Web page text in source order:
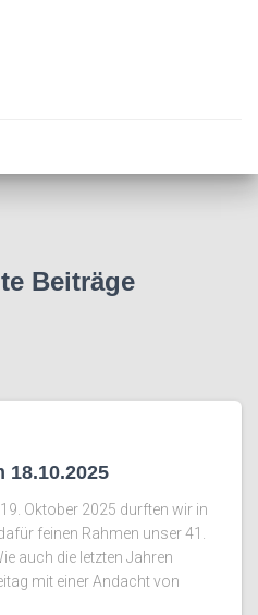
Beiträge
18.10.2025
Oktober 2025 durften wir in
feinen Rahmen unser 41.
auch die letzten Jahren
mit einer Andacht von